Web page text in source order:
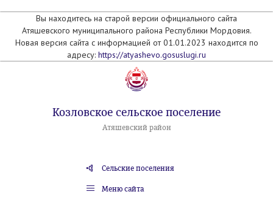
Вы находитесь на старой версии официального сайта
Атяшевского муниципального района Республики Мордовия.
Новая версия сайта с информацией от 01.01.2023 находится по
адресу: https://atyashevo.gosuslugi.ru
Козловское сельское поселение
Атяшевский район
Сельские поселения
Меню сайта